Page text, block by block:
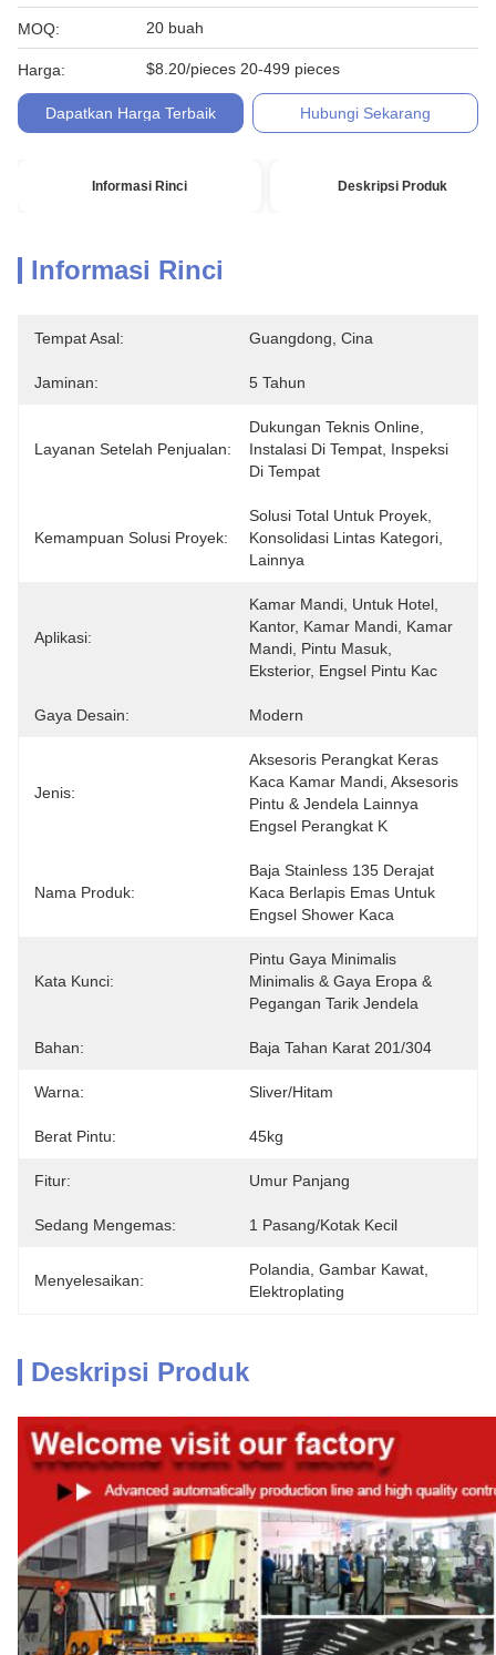
MOQ: 20 buah
Harga: $8.20/pieces 20-499 pieces
Dapatkan Harga Terbaik Hubungi Sekarang
Informasi Rinci Deskripsi Produk
Informasi Rinci
Tempat Asal: Guangdong, Cina
Jaminan: 5 Tahun
Layanan Setelah Penjualan:
Dukungan Teknis Online,
Instalasi Di Tempat, Inspeksi
Di Tempat
Kemampuan Solusi Proyek:
Solusi Total Untuk Proyek,
Konsolidasi Lintas Kategori,
Lainnya
Aplikasi:
Kamar Mandi, Untuk Hotel,
Kantor, Kamar Mandi, Kamar
Mandi, Pintu Masuk,
Eksterior, Engsel Pintu Kac
Gaya Desain: Modern
Jenis:
Aksesoris Perangkat Keras
Kaca Kamar Mandi, Aksesoris
Pintu & Jendela Lainnya
Engsel Perangkat K
Nama Produk:
Baja Stainless 135 Derajat
Kaca Berlapis Emas Untuk
Engsel Shower Kaca
Kata Kunci:
Pintu Gaya Minimalis
Minimalis & Gaya Eropa &
Pegangan Tarik Jendela
Bahan: Baja Tahan Karat 201/304
Warna: Sliver/Hitam
Berat Pintu: 45kg
Fitur: Umur Panjang
Sedang Mengemas: 1 Pasang/kotak Kecil
Menyelesaikan:
Polandia, Gambar Kawat,
Elektroplating
Deskripsi Produk